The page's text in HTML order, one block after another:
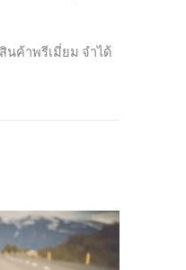
นค้าพรีเมี่ยม จำได้
แบรนด์ให้เกิดผลตอบรับจากกลุ่